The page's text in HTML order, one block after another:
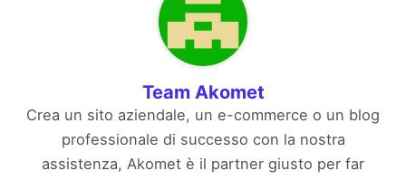
Team Akomet
Crea un sito aziendale, un e-commerce o un blog
professionale di successo con la nostra
assistenza, Akomet è il partner giusto per far